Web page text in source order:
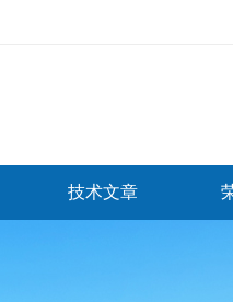
技术文章